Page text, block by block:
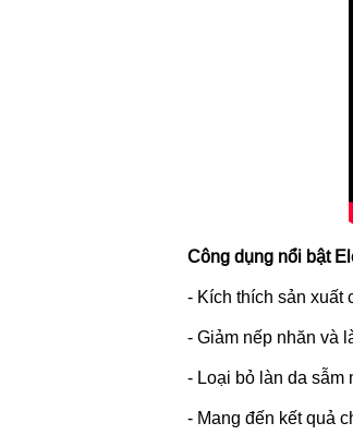
Công dụng nổi bật
- Kích thích sản xuất
- Giảm nếp nhăn và
- Loại bỏ làn da sẫm
- Mang đến kết quả